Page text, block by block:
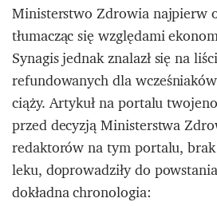
Ministerstwo Zdrowia najpierw
tłumacząc się względami
Synagis jednak znalazł się na
refundowanych dla
ciąży. Artykuł na portalu
przed decyzją Ministerstwa
redaktorów na tym portalu,
leku, doprowadziły do
dokładna chronologia: